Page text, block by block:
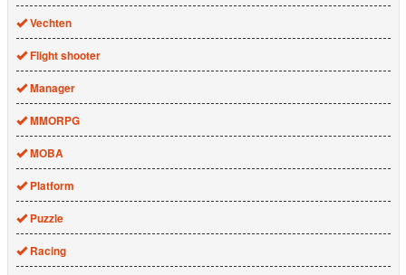
Vechten
Flight shooter
Manager
MMORPG
MOBA
Platform
Puzzle
Racing